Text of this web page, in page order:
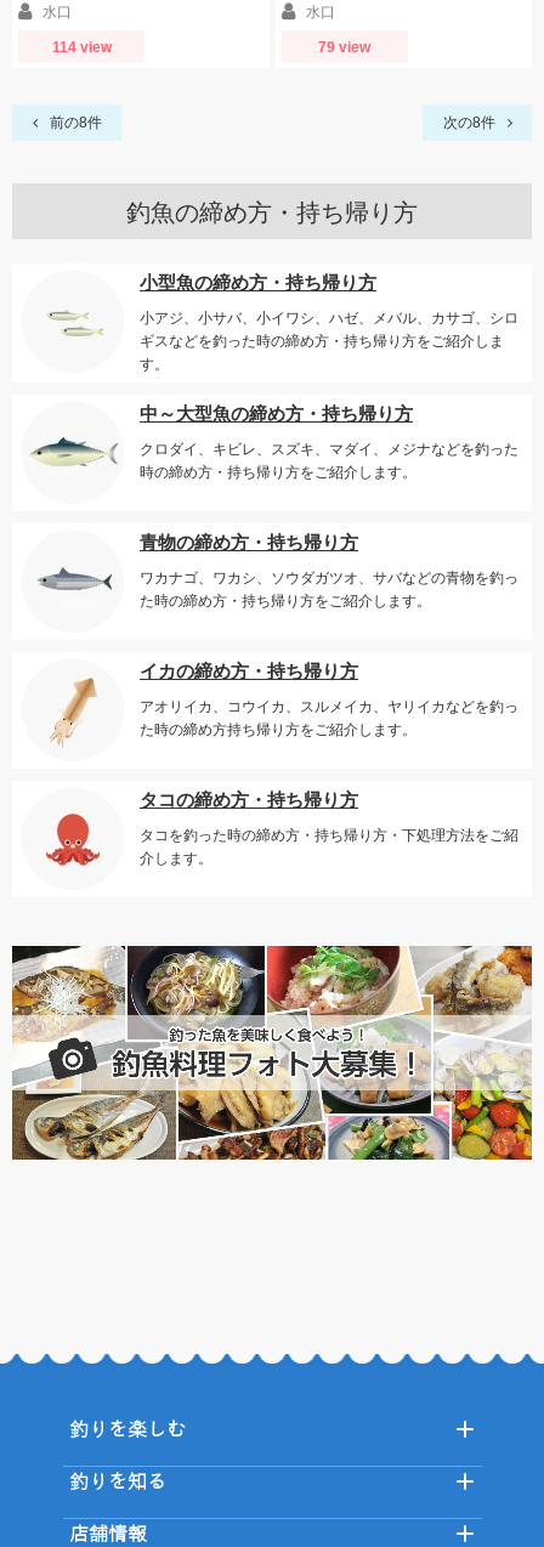
水口
114 view
水口
79 view
前の8件 次の8件
釣魚の締め方・持ち帰り方
小型魚の締め方・持ち帰り方
小アジ、小サバ、小イワシ、ハゼ、メバル、カサゴ、シロ
ギスなどを釣った時の締め方・持ち帰り方をご紹介しま
す。
中～大型魚の締め方・持ち帰り方
クロダイ、キビレ、スズキ、マダイ、メジナなどを釣った
時の締め方・持ち帰り方をご紹介します。
青物の締め方・持ち帰り方
ワカナゴ、ワカシ、ソウダガツオ、サバなどの青物を釣っ
た時の締め方・持ち帰り方をご紹介します。
イカの締め方・持ち帰り方
アオリイカ、コウイカ、スルメイカ、ヤリイカなどを釣っ
た時の締め方持ち帰り方をご紹介します。
タコの締め方・持ち帰り方
タコを釣った時の締め方・持ち帰り方・下処理方法をご紹
介します。
釣りを楽しむ
釣りを知る
店舗情報